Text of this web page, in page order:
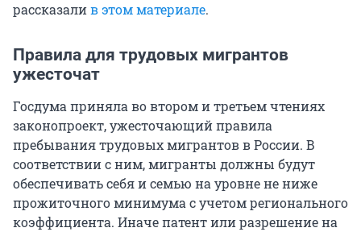
рассказалив этом материале.
Правила для трудовых мигрантов
ужесточат
Госдума приняла во втором и третьем чтениях
законопроект, ужесточающий правила
пребывания трудовых мигрантов в России. В
соответствии с ним, мигранты должны будут
обеспечивать себя и семью на уровне не ниже
прожиточного минимума с учетом регионального
коэффициента. Иначе патент или разрешение на